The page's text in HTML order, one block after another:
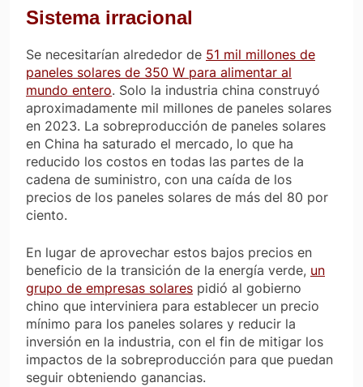
Sistema irracional
Se necesitarían alrededor de 51 mil millones de
paneles solares de 350 W para alimentar al
mundo entero. Solo la industria china construyó
aproximadamente mil millones de paneles solares
en 2023. La sobreproducción de paneles solares
en China ha saturado el mercado, lo que ha
reducido los costos en todas las partes de la
cadena de suministro, con una caída de los
precios de los paneles solares de más del 80 por
ciento.
En lugar de aprovechar estos bajos precios en
beneficio de la transición de la energía verde, un
grupo de empresas solares pidió al gobierno
chino que interviniera para establecer un precio
mínimo para los paneles solares y reducir la
inversión en la industria, con el fin de mitigar los
impactos de la sobreproducción para que puedan
seguir obteniendo ganancias.